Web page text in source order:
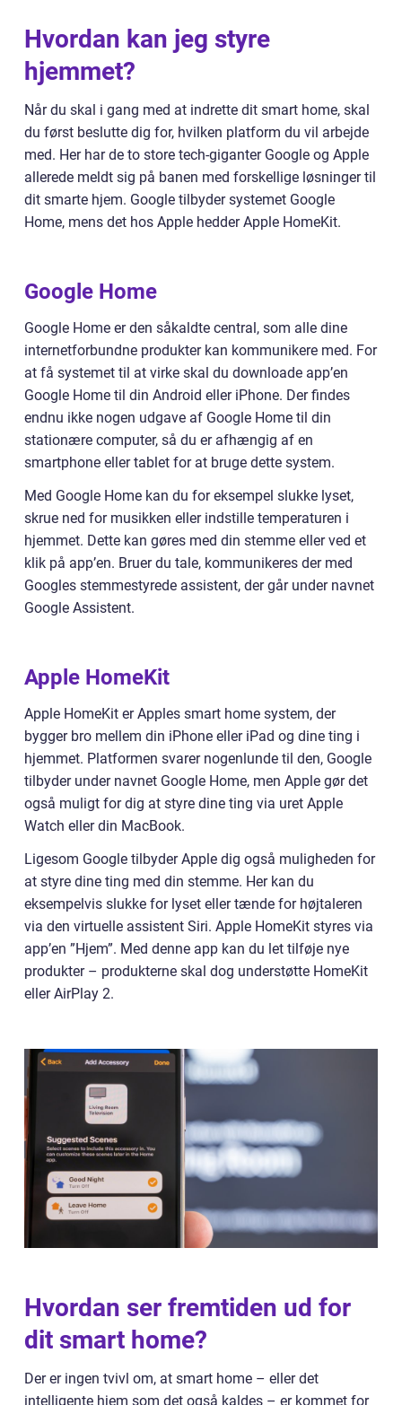
Hvordan kan jeg styre
hjemmet?
Når du skal i gang med at indrette dit smart home, skal
du først beslutte dig for, hvilken platform du vil arbejde
med. Her har de to store tech-giganter Google og Apple
allerede meldt sig på banen med forskellige løsninger til
dit smarte hjem. Google tilbyder systemet Google
Home, mens det hos Apple hedder Apple HomeKit.
Google Home
Google Home er den såkaldte central, som alle dine
internetforbundne produkter kan kommunikere med. For
at få systemet til at virke skal du downloade app’en
Google Home til din Android eller iPhone. Der findes
endnu ikke nogen udgave af Google Home til din
stationære computer, så du er afhængig af en
smartphone eller tablet for at bruge dette system.
Med Google Home kan du for eksempel slukke lyset,
skrue ned for musikken eller indstille temperaturen i
hjemmet. Dette kan gøres med din stemme eller ved et
klik på app’en. Bruer du tale, kommunikeres der med
Googles stemmestyrede assistent, der går under navnet
Google Assistent.
Apple HomeKit
Apple HomeKit er Apples smart home system, der
bygger bro mellem din iPhone eller iPad og dine ting i
hjemmet. Platformen svarer nogenlunde til den, Google
tilbyder under navnet Google Home, men Apple gør det
også muligt for dig at styre dine ting via uret Apple
Watch eller din MacBook.
Ligesom Google tilbyder Apple dig også muligheden for
at styre dine ting med din stemme. Her kan du
eksempelvis slukke for lyset eller tænde for højtaleren
via den virtuelle assistent Siri. Apple HomeKit styres via
app’en ”Hjem”. Med denne app kan du let tilføje nye
produkter – produkterne skal dog understøtte HomeKit
eller AirPlay 2.
Hvordan ser fremtiden ud for
dit smart home?
Der er ingen tvivl om, at smart home – eller det
intelligente hjem som det også kaldes – er kommet for